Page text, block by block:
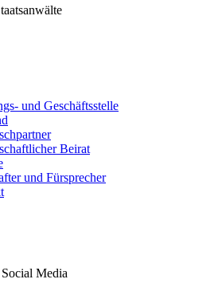
und Geschäftsstelle
Beirat
und Fürsprecher
Media